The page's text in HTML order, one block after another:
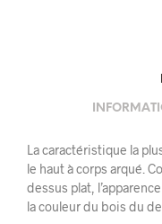
La caractéristique la
le haut à corps arqué.
dessus plat,
la couleur du bois du